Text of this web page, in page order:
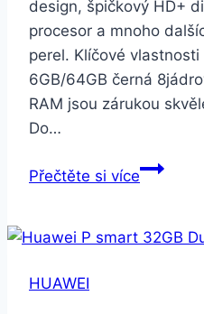
design, špičkový HD+
procesor a mnoho
perel. Klíčové vlastnosti
6GB/64GB černá
RAM jsou zárukou
Do…
Přečtěte si víceDoogee
6GB/
HUAWEI